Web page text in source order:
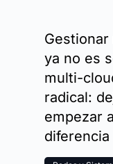
ya no es
multi-
radical:
empezar